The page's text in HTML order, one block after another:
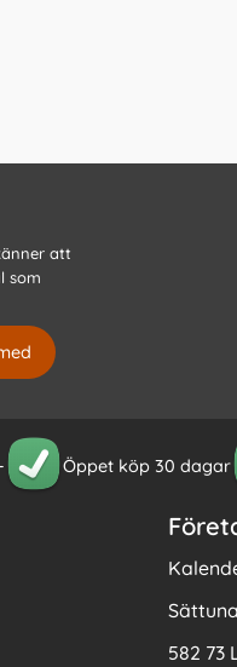
att
som
Öppet köp 30 dagar
582 73